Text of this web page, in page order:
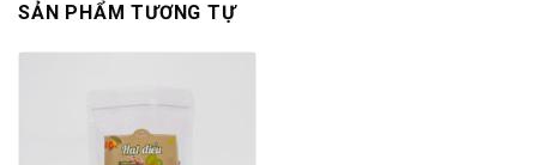
SẢN PHẨM TƯƠNG TỰ